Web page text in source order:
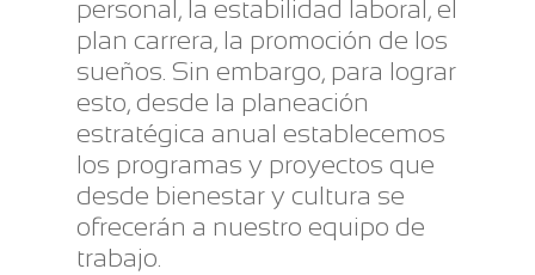
personal, la estabilidad laboral, el
plan carrera, la promoción de los
sueños. Sin embargo, para lograr
esto, desde la planeación
estratégica anual establecemos
los programas y proyectos que
desde bienestar y cultura se
ofrecerán a nuestro equipo de
trabajo.